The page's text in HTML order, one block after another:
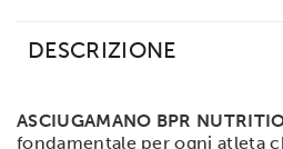
DESCRIZIONE
ASCIUGAMANO BPR
fondamentale per ogni atleta